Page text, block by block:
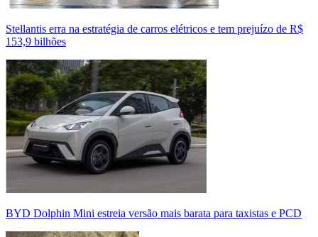
Stellantis erra na estratégia de carros elétricos e tem prejuízo de R$
153,9 bilhões
BYD Dolphin Mini estreia versão mais barata para taxistas e PCD